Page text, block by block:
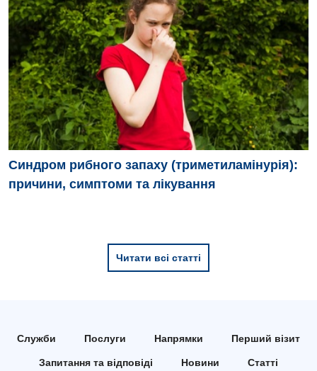
Синдром рибного запаху (триметиламінурія):
причини, симптоми та лікування
Читати всі статті
Служби Послуги Напрямки Перший візит
Запитання та відповіді Новини Статті